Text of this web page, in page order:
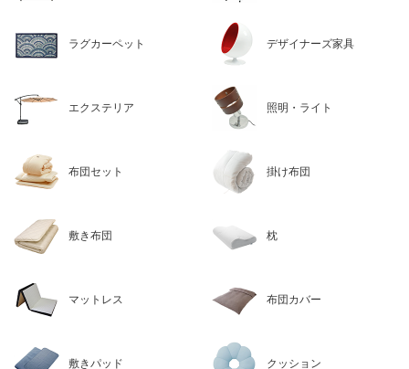
ラグカーペット デザイナーズ家具
エクステリア 照明・ライト
布団セット 掛け布団
敷き布団 枕
マットレス 布団カバー
敷きパッド クッション